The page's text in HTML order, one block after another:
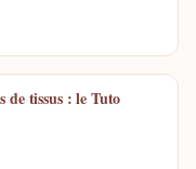
de tissus : le Tuto